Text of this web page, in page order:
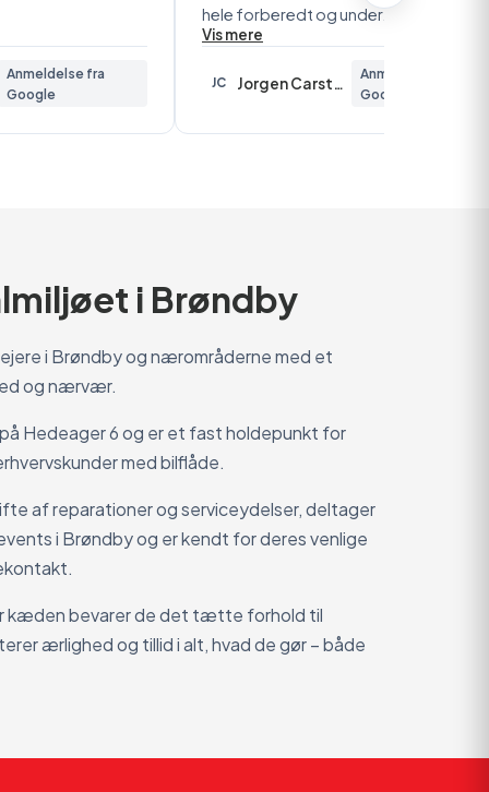
Anmeldelse fra
Google
hele forberedt og under…
Vis mere
JC Jorgen Carstensen
Anmeldelse fra
Google
i Brøndby
i Brøndby og nærområderne med et
og nærvær.
Hedeager 6 og er et fast holdepunkt for
med bilflåde.
af reparationer og serviceydelser, deltager
i Brøndby og er kendt for deres venlige
kæden bevarer de det tætte forhold til
ærlighed og tillid i alt, hvad de gør – både